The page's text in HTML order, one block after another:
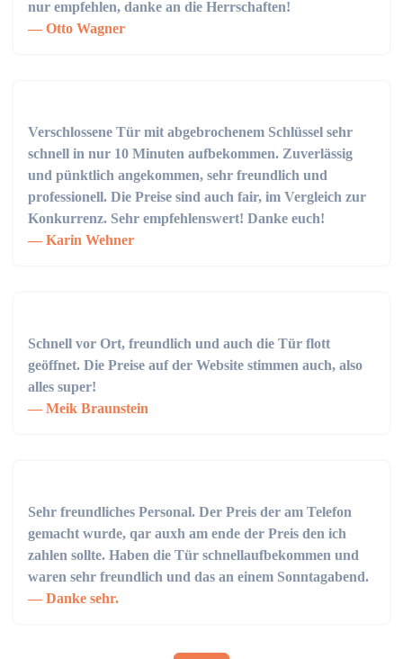
nur empfehlen, danke an die Herrschaften!
Otto Wagner
Verschlossene Tür mit abgebrochenem Schlüssel sehr
schnell in nur 10 Minuten aufbekommen. Zuverlässig
und pünktlich angekommen, sehr freundlich und
professionell. Die Preise sind auch fair, im Vergleich zur
Konkurrenz. Sehr empfehlenswert! Danke euch!
Karin Wehner
Schnell vor Ort, freundlich und auch die Tür flott
geöffnet. Die Preise auf der Website stimmen auch, also
alles super!
Meik Braunstein
Sehr freundliches Personal. Der Preis der am Telefon
gemacht wurde, qar auxh am ende der Preis den ich
zahlen sollte. Haben die Tür schnellaufbekommen und
waren sehr freundlich und das an einem Sonntagabend.
Danke sehr.